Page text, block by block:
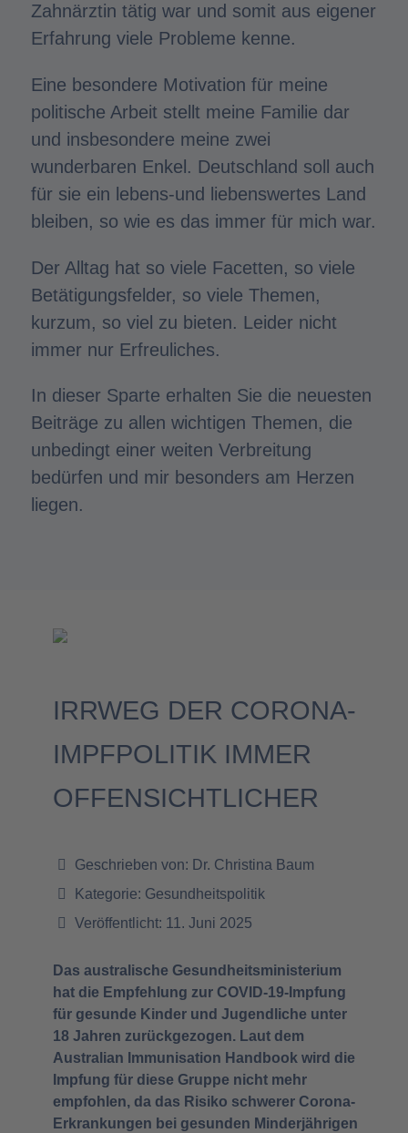
Zahnärztin tätig war und somit aus eigener
Erfahrung viele Probleme kenne.
Eine besondere Motivation für meine
politische Arbeit stellt meine Familie dar
und insbesondere meine zwei
wunderbaren Enkel. Deutschland soll auch
für sie ein lebens-und liebenswertes Land
bleiben, so wie es das immer für mich war.
Der Alltag hat so viele Facetten, so viele
Betätigungsfelder, so viele Themen,
kurzum, so viel zu bieten. Leider nicht
immer nur Erfreuliches.
In dieser Sparte erhalten Sie die neuesten
Beiträge zu allen wichtigen Themen, die
unbedingt einer weiten Verbreitung
bedürfen und mir besonders am Herzen
liegen.
IRRWEG DER CORONA-
IMPFPOLITIK IMMER
OFFENSICHTLICHER
Geschrieben von: Dr. Christina Baum
Kategorie: Gesundheitspolitik
Veröffentlicht: 11. Juni 2025
Das australische Gesundheitsministerium
hat die Empfehlung zur COVID-19-Impfung
für gesunde Kinder und Jugendliche unter
18 Jahren zurückgezogen. Laut dem
Australian Immunisation Handbook wird die
Impfung für diese Gruppe nicht mehr
empfohlen, da das Risiko schwerer Corona-
Erkrankungen bei gesunden Minderjährigen